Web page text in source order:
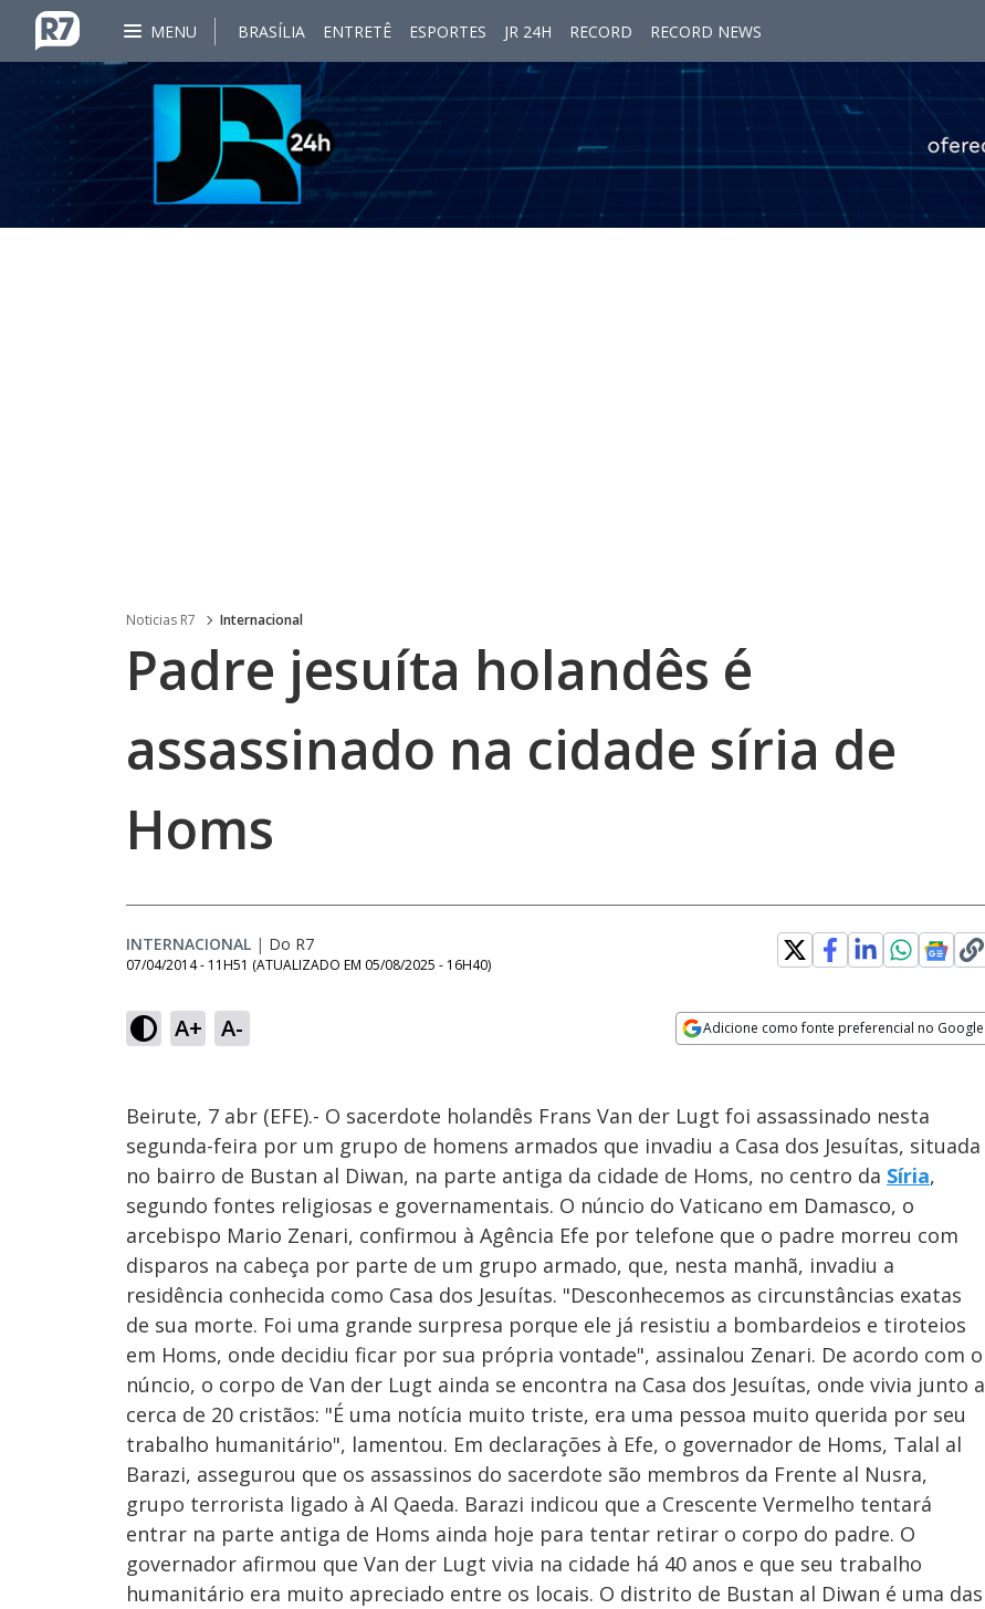
MENU BRASÍLIA ENTRETÊ ESPORTES JR 24H RECORD RECORD NEWS
Noticias R7 Internacional
Padre jesuíta holandês é
assassinado na cidade síria de
Homs
INTERNACIONAL | Do R7
07/04/2014 - 11H51 (ATUALIZADO EM 05/08/2025 - 16H40)
A+ A- Adicione como fonte preferencial no Google
Beirute, 7 abr (EFE).- O sacerdote holandês Frans Van der Lugt foi assassinado nesta
segunda-feira por um grupo de homens armados que invadiu a Casa dos Jesuítas, situada
no bairro de Bustan al Diwan, na parte antiga da cidade de Homs, no centro da Síria,
segundo fontes religiosas e governamentais. O núncio do Vaticano em Damasco, o
arcebispo Mario Zenari, confirmou à Agência Efe por telefone que o padre morreu com
disparos na cabeça por parte de um grupo armado, que, nesta manhã, invadiu a
residência conhecida como Casa dos Jesuítas. "Desconhecemos as circunstâncias exatas
de sua morte. Foi uma grande surpresa porque ele já resistiu a bombardeios e tiroteios
em Homs, onde decidiu ficar por sua própria vontade", assinalou Zenari. De acordo com o
núncio, o corpo de Van der Lugt ainda se encontra na Casa dos Jesuítas, onde vivia junto a
cerca de 20 cristãos: "É uma notícia muito triste, era uma pessoa muito querida por seu
trabalho humanitário", lamentou. Em declarações à Efe, o governador de Homs, Talal al
Barazi, assegurou que os assassinos do sacerdote são membros da Frente al Nusra,
grupo terrorista ligado à Al Qaeda. Barazi indicou que a Crescente Vermelho tentará
entrar na parte antiga de Homs ainda hoje para tentar retirar o corpo do padre. O
governador afirmou que Van der Lugt vivia na cidade há 40 anos e que seu trabalho
humanitário era muito apreciado entre os locais. O distrito de Bustan al Diwan é uma das